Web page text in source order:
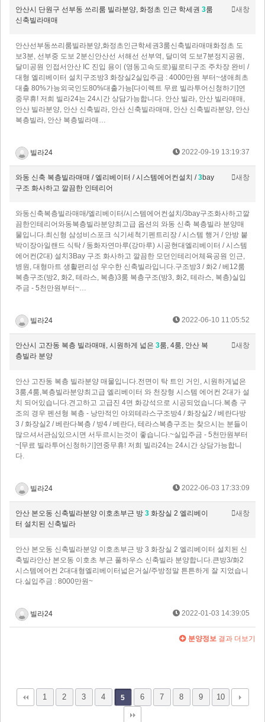
안산시 단원구 선부동 쓰리룸 빌라분양, 화정초 인근 학세권 3룸
신축빌라매매
새창
안산선부동쓰리룸빌라분양,화정초인근학세권3룸신축빌라매매화정초 도
보3분, 선부중 도보 2분신안산선 서해선 선부역, 달미역 도보7분정지공원,
달미공원 인접서안산 IC 진입 용이 (영동고속도로)필로티구조 주차장 완비 /
대형 엘리베이터 설치구조방3 화장실2실입주금 : 4000만원 부터~생애최초
대출 80%가능외국인도80%대출가능[다이렉트 무료 빌라투어신청하기]연
중무휴! 저희 빌라24는 24시간 상담가능합니다. 안산 빌라, 안산 빌라매매,
안산 빌라분양, 안산 신축빌라, 안산 신축빌라매매, 안산 신축빌라분양, 안산
복층빌라, 안산 복층빌라매…
빌라24 2022-09-19 13:19:37
와동 신축 복층빌라매매 / 엘리베이터 / 시스템에어컨설치 /3bay
구조 화사하고 깔끔한 인테리어
새창
와동신축복층빌라매매/엘리베이터/시스템에어컨설치/3bay구조화사하고깔
끔한인테리어와동복층빌라분양최고급 옵션의 와동 신축 복층빌라 분양매
물입니다.최신형 삼성비스포크 식기세척기펜트리장 / 시스템 행거 / 안방 붙
박이장아일랜드 식탁 / 동화자연마루(강마루) 시공현대엘리베이터 / 시스템
에어컨(2대) 설치3Bay 구조 화사하고 깔끔한 모던인테리어체육공원 인근,
병원, 대형마트 생활편리성 우수한 신축빌라입니다.구조방3 / 화2 / 베12룸
복층구조(방2, 화2, 테라스, 복층)3룸 복층구조(방3, 화2, 테라스, 복층)실입
주금 - 5천만원부터~…
빌라24 2022-06-10 11:05:52
안산시 고잔동 복층 빌라매매, 시원하게 넓은 3룸, 4룸, 안산 복
층빌라 분양
새창
안산 고잔동 복층 빌라분양 매물입니다.전면이 탁 트인 거인, 시원하게넓은
3룸,4룸,복층빌라분양최고급 엘리베이터 와 천장형 시스템 에어컨 2대가 설
치 되어있습니다.견고하고 고급진 4면 화강석으로 시공되었습니다.복층 구
조의 경우 펜션형 복층 - 낭만적인 야외테라스구조방4 / 화장실2 / 베란다방
3 / 화장실2 / 베란다복층 / 방4 / 베란다, 테라스복층구조는 찾으시는 분들이
많으셔서관심있으시면 서두르시는것이 좋습니다.~실입주금 - 5천만원부터
~[무료 빌라투어신청하기]연중무휴! 저희 빌라24는 24시간 상담가능합니
다.
빌라24 2022-06-03 17:33:09
안산 본오동 신축빌라분양 이호초부근 방 3 화장실 2 엘리베이
터 설치된 신축빌라
새창
안산 본오동 신축빌라분양 이호초부근 방 3 화장실 2 엘리베이터 설치된 신
축빌라​안산 본오동 이호초 부근 풀하우스 신축빌라 분양합니다.​큰방3/화2
시스템에어컨 2대대형엘리베이터넓은거실/주방​정말 튼튼하게 잘 지었습니
다.실입주금 : 8000만원~
빌라24 2022-01-03 14:39:05
분양정보 결과 더보기
1 2 3 4 5 6 7 8 9 10